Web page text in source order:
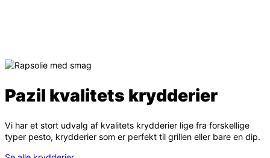
Pazil kvalitets krydderier
Vi har et stort udvalg af kvalitets krydderier lige fra forskellige
typer pesto, krydderier som er perfekt til grillen eller bare en dip.